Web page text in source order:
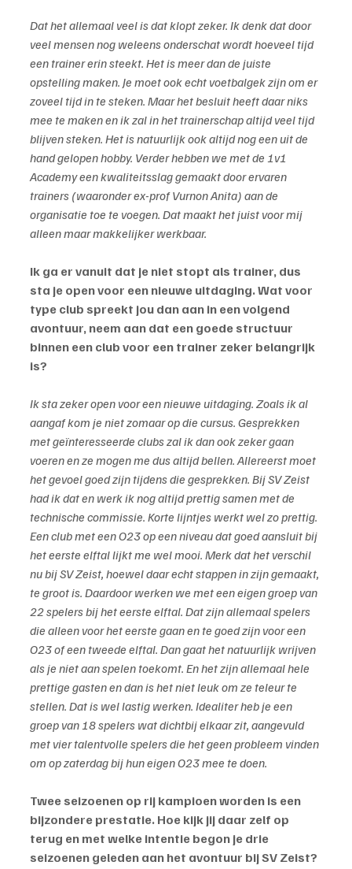
Dat het allemaal veel is dat klopt zeker. Ik denk dat door
veel mensen nog weleens onderschat wordt hoeveel tijd
een trainer erin steekt. Het is meer dan de juiste
opstelling maken. Je moet ook echt voetbalgek zijn om er
zoveel tijd in te steken. Maar het besluit heeft daar niks
mee te maken en ik zal in het trainerschap altijd veel tijd
blijven steken. Het is natuurlijk ook altijd nog een uit de
hand gelopen hobby. Verder hebben we met de 1v1
Academy een kwaliteitsslag gemaakt door ervaren
trainers (waaronder ex-prof Vurnon Anita) aan de
organisatie toe te voegen. Dat maakt het juist voor mij
alleen maar makkelijker werkbaar.
Ik ga er vanuit dat je niet stopt als trainer, dus
sta je open voor een nieuwe uitdaging. Wat voor
type club spreekt jou dan aan in een volgend
avontuur, neem aan dat een goede structuur
binnen een club voor een trainer zeker belangrijk
is?
Ik sta zeker open voor een nieuwe uitdaging. Zoals ik al
aangaf kom je niet zomaar op die cursus. Gesprekken
met geïnteresseerde clubs zal ik dan ook zeker gaan
voeren en ze mogen me dus altijd bellen. Allereerst moet
het gevoel goed zijn tijdens die gesprekken. Bij SV Zeist
had ik dat en werk ik nog altijd prettig samen met de
technische commissie. Korte lijntjes werkt wel zo prettig.
Een club met een O23 op een niveau dat goed aansluit bij
het eerste elftal lijkt me wel mooi. Merk dat het verschil
nu bij SV Zeist, hoewel daar echt stappen in zijn gemaakt,
te groot is. Daardoor werken we met een eigen groep van
22 spelers bij het eerste elftal. Dat zijn allemaal spelers
die alleen voor het eerste gaan en te goed zijn voor een
O23 of een tweede elftal. Dan gaat het natuurlijk wrijven
als je niet aan spelen toekomt. En het zijn allemaal hele
prettige gasten en dan is het niet leuk om ze teleur te
stellen. Dat is wel lastig werken. Idealiter heb je een
groep van 18 spelers wat dichtbij elkaar zit, aangevuld
met vier talentvolle spelers die het geen probleem vinden
om op zaterdag bij hun eigen O23 mee te doen.
Twee seizoenen op rij kampioen worden is een
bijzondere prestatie. Hoe kijk jij daar zelf op
terug en met welke intentie begon je drie
seizoenen geleden aan het avontuur bij SV Zeist?